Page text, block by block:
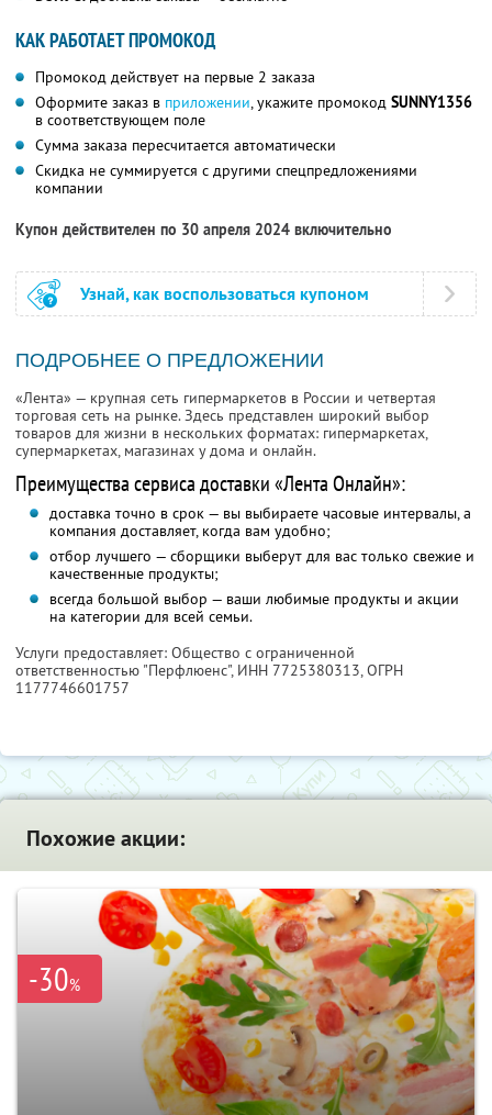
КАК РАБОТАЕТ ПРОМОКОД
Промокод действует на первые 2 заказа
Оформите заказ в приложении, укажите промокод SUNNY1356
в соответствующем поле
Сумма заказа пересчитается автоматически
Скидка не суммируется с другими спецпредложениями
компании
Купон действителен по 30 апреля 2024 включительно
Узнай, как воспользоваться купоном
ПОДРОБНЕЕ О ПРЕДЛОЖЕНИИ
«Лента» — крупная сеть гипермаркетов в России и четвертая
торговая сеть на рынке. Здесь представлен широкий выбор
товаров для жизни в нескольких форматах: гипермаркетах,
супермаркетах, магазинах у дома и онлайн.
Преимущества сервиса доставки «Лента Онлайн»:
доставка точно в срок — вы выбираете часовые интервалы, а
компания доставляет, когда вам удобно;
отбор лучшего — сборщики выберут для вас только свежие и
качественные продукты;
всегда большой выбор — ваши любимые продукты и акции
на категории для всей семьи.
Услуги предоставляет: Общество с ограниченной
ответственностью "Перфлюенс", ИНН 7725380313, ОГРН
1177746601757
Похожие акции:
-30%